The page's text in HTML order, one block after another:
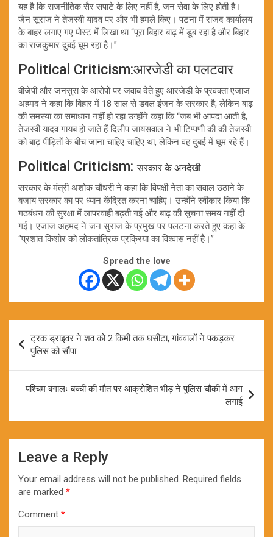
यह है कि राजनीतिक सैर सपाटे के लिए नहीं है, जन सेवा के लिए होती है।
जैन सूराज ने तेजस्वी यादव पर और भी हमले किए। पटना में राजद कार्यालय
के बाहर लगाए गए पोस्ट में लिखा था “पूरा बिहार बाढ़ में डूब रहा है और बिहार
का राजकुमार दुबई घूम रहा है।”
Political Criticism:आरजेडी का पलटवार
बीजेपी और जनसुरा के आरोपों पर जवाब देते हुए आरजेडी के प्रवक्ता एजाज
अहमद ने कहा कि बिहार में 18 साल से डबल इंजन के सरकार है, लेकिन बाढ़
की समस्या का समाधान नहीं हो रहा उन्होंने कहा कि “जब भी आपदा आती है,
तेजस्वी यादव गायब हो जाते हैं दिलीप जायसवाल ने भी टिप्पणी की की तेजस्वी
को बाढ़ पीड़ितों के बीच जाना चाहिए चाहिए था, लेकिन वह दुबई में घूम रहे हैं।
Political Criticism:सरकार के अनदेखी
सरकार के मंत्री अशोक चौधरी ने कहा कि विपक्षी नेता का सवाल उठाने के
बजाय सरकार का पर ध्यान केंद्रित करना चाहिए। उन्होंने स्वीकार किया कि
गठबंधन की सुरक्षा में लापरवाही बढ़ती गई और बाढ़ की सूचना समय नहीं दी
गई। एजाज अहमद ने जन सुराज के प्रमुख पर पलटना करते हुए कहा के
“प्रशांत किशोर को लोकतांत्रिक प्रक्रिया का विश्वास नहीं है।”
Spread the love
navigation
ट्रक ड्राइवर ने शव को 2 किमी तक घसीटा, गांववालों ने पकड़कर
पुलिस को सौंपा
पश्चिम बंगालः बच्ची की मौत पर आक्रोशित भीड़ ने पुलिस चौकी में आग
लगाई
Leave a Reply
Your email address will not be published. Required fields
are marked *
Comment *